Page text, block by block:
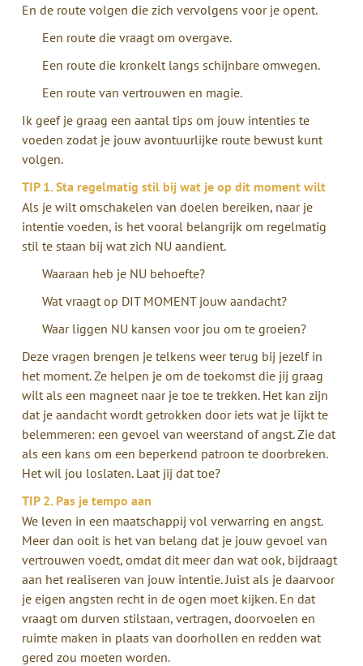
En de route volgen die zich vervolgens voor je opent.
Een route die vraagt om overgave.
Een route die kronkelt langs schijnbare omwegen.
Een route van vertrouwen en magie.
Ik geef je graag een aantal tips om jouw intenties te
voeden zodat je jouw avontuurlijke route bewust kunt
volgen.
TIP 1. Sta regelmatig stil bij wat je op dit moment wilt
Als je wilt omschakelen van doelen bereiken, naar je
intentie voeden, is het vooral belangrijk om regelmatig
stil te staan bij wat zich NU aandient.
Waaraan heb je NU behoefte?
Wat vraagt op DIT MOMENT jouw aandacht?
Waar liggen NU kansen voor jou om te groeien?
Deze vragen brengen je telkens weer terug bij jezelf in
het moment. Ze helpen je om de toekomst die jij graag
wilt als een magneet naar je toe te trekken. Het kan zijn
dat je aandacht wordt getrokken door iets wat je lijkt te
belemmeren: een gevoel van weerstand of angst. Zie dat
als een kans om een beperkend patroon te doorbreken.
Het wil jou loslaten. Laat jij dat toe?
TIP 2. Pas je tempo aan
We leven in een maatschappij vol verwarring en angst.
Meer dan ooit is het van belang dat je jouw gevoel van
vertrouwen voedt, omdat dit meer dan wat ook, bijdraagt
aan het realiseren van jouw intentie. Juist als je daarvoor
je eigen angsten recht in de ogen moet kijken. En dat
vraagt om durven stilstaan, vertragen, doorvoelen en
ruimte maken in plaats van doorhollen en redden wat
gered zou moeten worden.